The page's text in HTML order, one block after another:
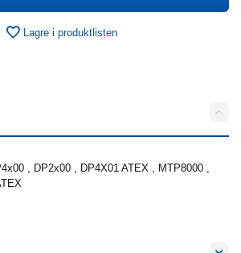
Lagre i produktlisten
, DP2x00 , DP4X01 ATEX , MTP8000 ,